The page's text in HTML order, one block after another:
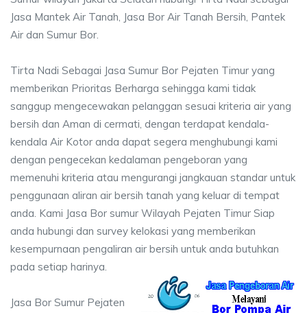
Jasa Mantek Air Tanah, Jasa Bor Air Tanah Bersih, Pantek
Air dan Sumur Bor.
Tirta Nadi Sebagai Jasa Sumur Bor Pejaten Timur yang
memberikan Prioritas Berharga sehingga kami tidak
sanggup mengecewakan pelanggan sesuai kriteria air yang
bersih dan Aman di cermati, dengan terdapat kendala-
kendala Air Kotor anda dapat segera menghubungi kami
dengan pengecekan kedalaman pengeboran yang
memenuhi kriteria atau mengurangi jangkauan standar untuk
penggunaan aliran air bersih tanah yang keluar di tempat
anda. Kami Jasa Bor sumur Wilayah Pejaten Timur Siap
anda hubungi dan survey kelokasi yang memberikan
kesempurnaan pengaliran air bersih untuk anda butuhkan
pada setiap harinya.
Jasa Bor Sumur Pejaten